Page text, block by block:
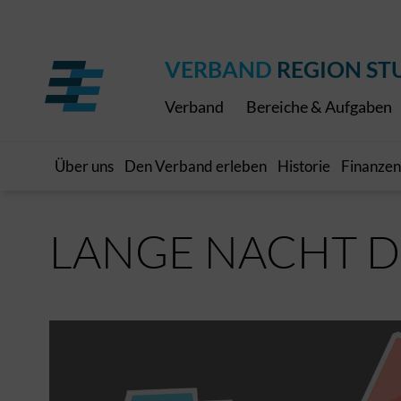
VERBAND REGION
Verband Bereiche & Aufgaben
Über uns Den Verband erleben Historie Finanzen
LANGE NACHT